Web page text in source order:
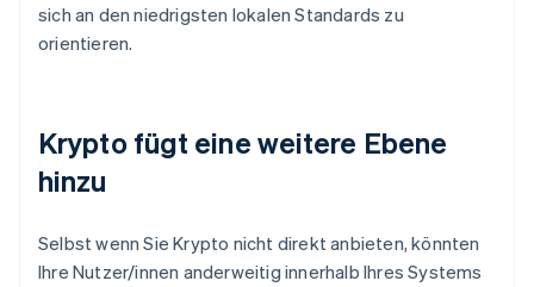
sich an den niedrigsten lokalen Standards zu
orientieren.
Krypto fügt eine weitere Ebene
hinzu
Selbst wenn Sie Krypto nicht direkt anbieten, könnten
Ihre Nutzer/innen anderweitig innerhalb Ihres Systems